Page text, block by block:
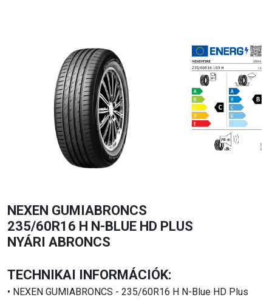
NEXEN GUMIABRONCS
235/60R16 H N-BLUE HD PLUS
NYÁRI ABRONCS
TECHNIKAI INFORMÁCIÓK:
• NEXEN GUMIABRONCS - 235/60R16 H N-Blue HD Plus